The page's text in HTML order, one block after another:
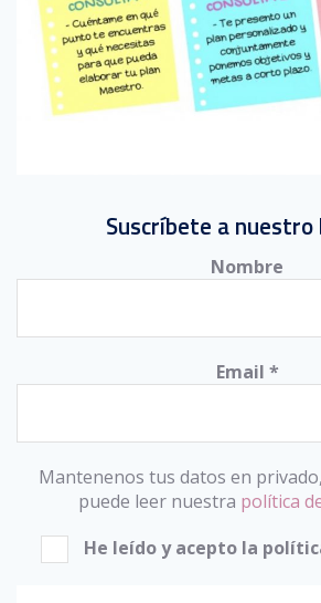
Suscríbete a
Nombre
Email *
Mantenenos tus datos en
puede leer nuestra política
He leído y acepto la